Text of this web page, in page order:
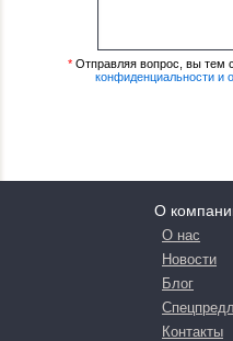
* Отправляя вопрос, вы тем
конфиденциальности и
О
О нас
Новости
Блог
Контакты